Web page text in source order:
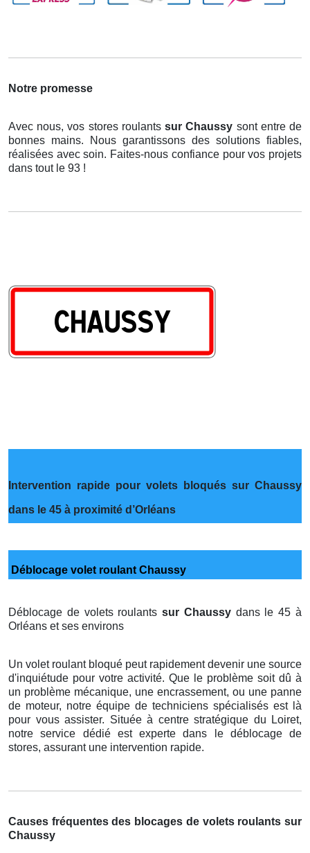
Notre promesse
Avec nous, vos stores roulantssur Chaussy sont entre de
bonnes mains. Nous garantissons des solutions fiables,
réalisées avec soin. Faites-nous confiance pour vos projets
dans tout le 93 !
Intervention rapide pour volets bloqués sur Chaussy
dans le 45 à proximité d’Orléans
Déblocage volet roulant Chaussy
Déblocage de volets roulantssur Chaussy dans le 45 à
Orléans et ses environs
Un volet roulant bloqué peut rapidement devenir une source
d'inquiétude pour votre activité. Que le problème soit dû à
un problème mécanique, une encrassement, ou une panne
de moteur, notre équipe de techniciens spécialisés est là
pour vous assister. Située à centre stratégique du Loiret,
notre service dédié est experte dans le déblocage de
stores, assurant une intervention rapide.
Causes fréquentes des blocages de volets roulants sur
Chaussy